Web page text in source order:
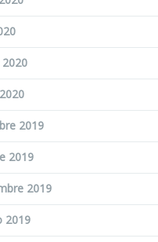
2019
2019
2019
2019